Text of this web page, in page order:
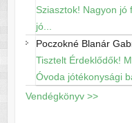
Sziasztok! Nagyon jó
jó...
Poczokné Blanár
Tisztelt Érdeklődők!
Óvoda jótékonysági
Vendégkönyv >>